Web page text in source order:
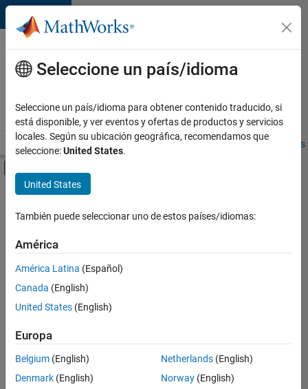
Saltar al contenido
Ofertas
de
empleo
MathWorks
Visión general Búsqueda de empleo Oficinas locales
Contenido principal
FILTRADO POR
Sales Operations
Marketing Communications
Marketing Services
Ordenar por
Guardar
empleos
seleccionados
Seleccione un país/idioma
Seleccione un país/idioma para obtener contenido traducido, si
está disponible, y ver eventos y ofertas de productos y servicios
locales. Según su ubicación geográfica, recomendamos que
seleccione:United States.
United States
También puede seleccionar uno de estos países/idiomas:
América
América Latina (Español)
Canada (English)
United States (English)
Europa
Belgium (English)
Denmark (English)
Netherlands(English)
Norway(English)